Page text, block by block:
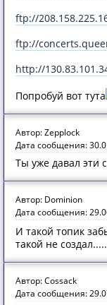
ftp://
ftp://
http://
Попробуй вот тута
Автор: Zepplock
Дата сообщения:
Ты уже давал эти
Автор: Dominion
Дата сообщения:
И такой топик
такой не
Автор: Cossack
Дата сообщения: